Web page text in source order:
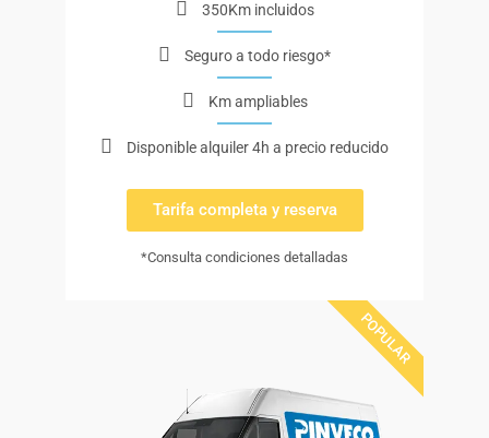
350Km incluidos
Seguro a todo riesgo*
Km ampliables
Disponible alquiler 4h a precio reducido
Tarifa completa y reserva
*Consulta condiciones detalladas
POPULAR